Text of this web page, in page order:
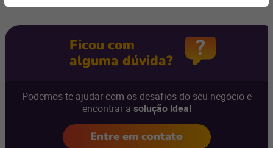
Ficou com
alguma dúvida?
Podemos te ajudar com os desafios do seu negócio e
encontrar a solução ideal
Entre em contato